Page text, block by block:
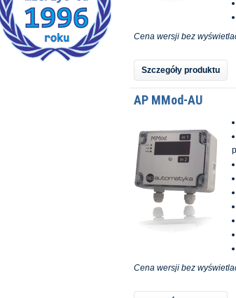
Cena wersji bez
Szczegóły produktu
AP MMod-AU
Cena wersji bez